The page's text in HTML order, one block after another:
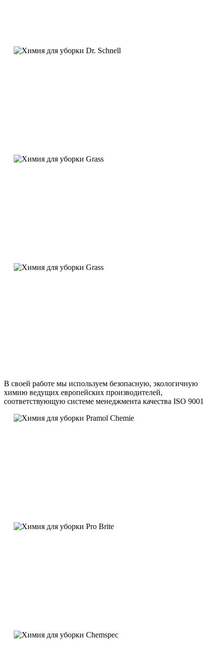
В своей работе мы используем безопасную, экологичную
химию ведущих европейских производителей,
соответствующую системе менеджмента качества ISO 9001